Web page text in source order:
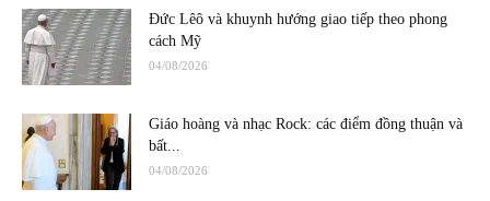
Đức Lêô và khuynh hướng giao tiếp theo phong
cách Mỹ
04/08/2026
Giáo hoàng và nhạc Rock: các điểm đồng thuận và
bất...
04/08/2026